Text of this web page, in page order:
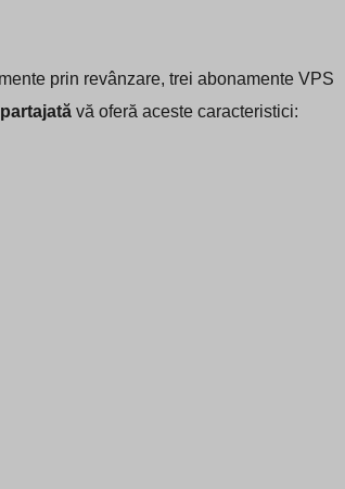
prin revânzare, trei abonamente VPS
vă oferă aceste caracteristici: